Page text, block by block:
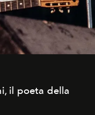
il poeta della